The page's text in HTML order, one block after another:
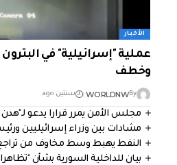
الأخبار
عملية "إسرائيلية" في
وخطف
By
WORLDNW سنتين ago
مجلس الأمن يمرر قرارا يدعو
مشادات بين وزراء إسرائيليين
النفط يهبط وسط مخاوف من
بيان للداخلية السورية بشأن